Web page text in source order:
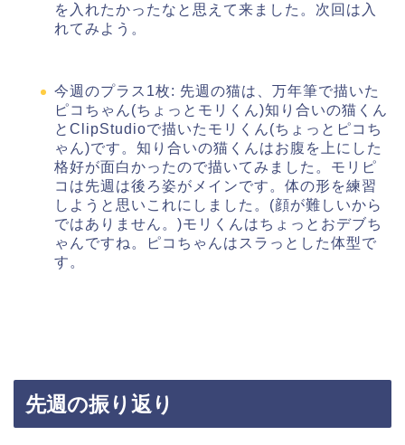
を入れたかったなと思えて来ました。次回は入
れてみよう。
今週のプラス1枚: 先週の猫は、万年筆で描いた
ピコちゃん(ちょっとモリくん)知り合いの猫くん
とClipStudioで描いたモリくん(ちょっとピコち
ゃん)です。知り合いの猫くんはお腹を上にした
格好が面白かったので描いてみました。モリピ
コは先週は後ろ姿がメインです。体の形を練習
しようと思いこれにしました。(顔が難しいから
ではありません。)モリくんはちょっとおデブち
ゃんですね。ピコちゃんはスラっとした体型で
す。
先週の振り返り